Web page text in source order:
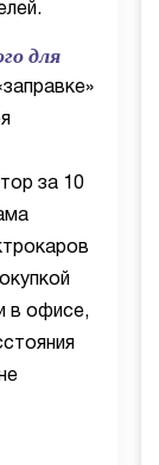
для
за 10
в офисе,